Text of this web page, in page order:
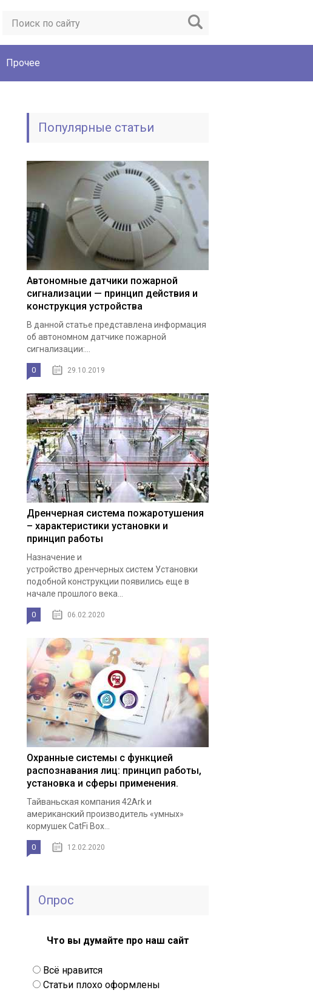
Прочее
Популярные статьи
Автономные датчики пожарной
сигнализации — принцип действия и
конструкция устройства
В данной статье представлена информация
об автономном датчике пожарной
сигнализации:...
0 29.10.2019
Дренчерная система пожаротушения
– характеристики установки и
принцип работы
Назначение и
устройство дренчерных систем Установки
подобной конструкции появились еще в
начале прошлого века...
0 06.02.2020
Охранные системы с функцией
распознавания лиц: принцип работы,
установка и сферы применения.
Тайваньская компания 42Ark и
американский производитель «умных»
кормушек CatFi Box...
0 12.02.2020
Опрос
Что вы думайте про наш сайт
Всё нравится
Статьи плохо оформлены